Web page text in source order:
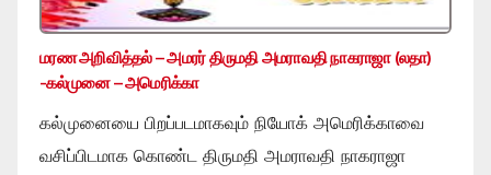
மரண அறிவித்தல் – அமரர் திருமதி அமராவதி நாகராஜா (லதா)
-கல்முனை – அமெரிக்கா
கல்முனையை பிறப்படமாகவும் நியோக் அமெரிக்காவை
வசிப்பிடமாக கொண்ட திருமதி அமராவதி நாகராஜா